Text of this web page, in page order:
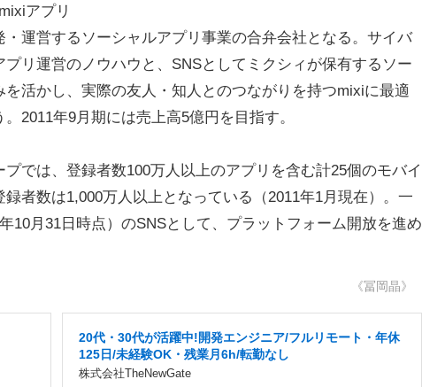
アプリ
・運営するソーシャルアプリ事業の合弁会社となる。サイバ
リ運営のノウハウと、SNSとしてミクシィが保有するソー
活かし、実際の友人・知人とのつながりを持つmixiに最適
2011年9月期には売上高5億円を目指す。
では、登録者数100万人以上のアプリを含む計25個のモバイ
者数は1,000万人以上となっている（2011年1月現在）。一
10月31日時点）のSNSとして、プラットフォーム開放を進め
《冨岡晶》
20代・30代が活躍中!開発エンジニア/フルリモート・年休
125日/未経験OK・残業月6h/転勤なし
株式会社TheNewGate